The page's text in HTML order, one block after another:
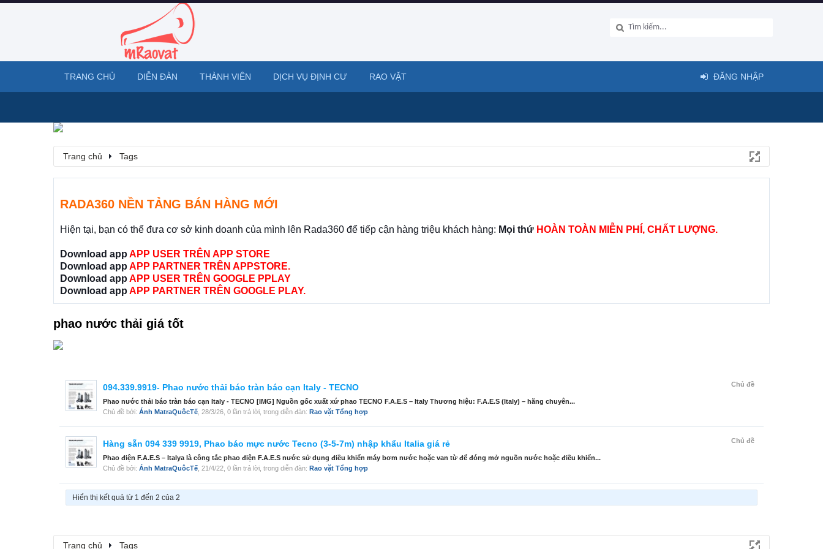
Trang chủ Tags
RADA360 NỀN TẢNG BÁN HÀNG MỚI
Hiện tại, bạn có thể đưa cơ sở kinh doanh của mình lên Rada360 để tiếp cận hàng triệu khách hàng: Mọi thứ HOÀN TOÀN MIỄN PHÍ, CHẤT LƯỢNG.
Download app APP USER TRÊN APP STORE
Download app APP PARTNER TRÊN APPSTORE.
Download app APP USER TRÊN GOOGLE PPLAY
Download app APP PARTNER TRÊN GOOGLE PLAY.
phao nước thải giá tốt
Chủ đề
094.339.9919- Phao nước thải báo tràn báo cạn Italy - TECNO
Phao nước thải báo tràn báo cạn Italy - TECNO [IMG] Nguồn gốc xuất xứ phao TECNO F.A.E.S – Italy Thương hiệu: F.A.E.S (Italy) – hãng chuyên...
Chủ đề bởi: Ánh MatraQuôcTế 28/3/26 , 0 lần trả lời, trong diễn đàn: Rao vặt Tổng hợp
Chủ đề
Hàng sẵn 094 339 9919, Phao báo mực nước Tecno (3-5-7m) nhập khẩu Italia giá rẻ
Phao điện F.A.E.S – Italya là công tắc phao điện F.A.E.S nước sử dụng điều khiển máy bơm nước hoặc van từ để đóng mở nguồn nước hoặc điều khiển...
Chủ đề bởi: Ánh MatraQuôcTế 21/4/22 , 0 lần trả lời, trong diễn đàn: Rao vặt Tổng hợp
Hiển thị kết quả từ 1 đến 2 của 2
Trang chủ Tags
TRANG CHỦ DIỄN ĐÀN THÀNH VIÊN DỊCH VỤ ĐỊNH CƯ RAO VẶT ĐĂNG NHẬP